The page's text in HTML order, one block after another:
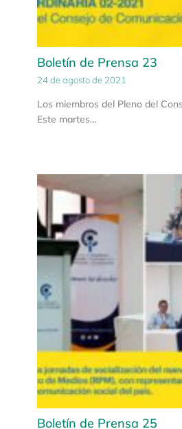
Boletín de Prensa 23
24 de agosto de 2021
Los miembros del Pleno del
Este martes…
Boletín de Prensa 25